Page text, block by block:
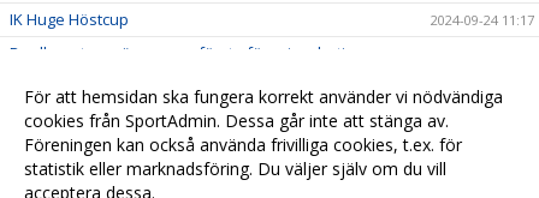
IK Huge Höstcup 2024-09-24 11:17
Dealbooster - säsongens första föreningsbeting
Utprovning av värmedressar 2024-08-09 09:38
Workplaner 2024-08-09 09:09
Sundsvall Hockey Team 14 2024-07-17 11:38
För att hemsidan ska fungera korrekt använder vi nödvändiga
cookies från SportAdmin. Dessa går inte att stänga av.
Föreningen kan också använda frivilliga cookies, t.ex. för
statistik eller marknadsföring. Du väljer själv om du vill
acceptera dessa.